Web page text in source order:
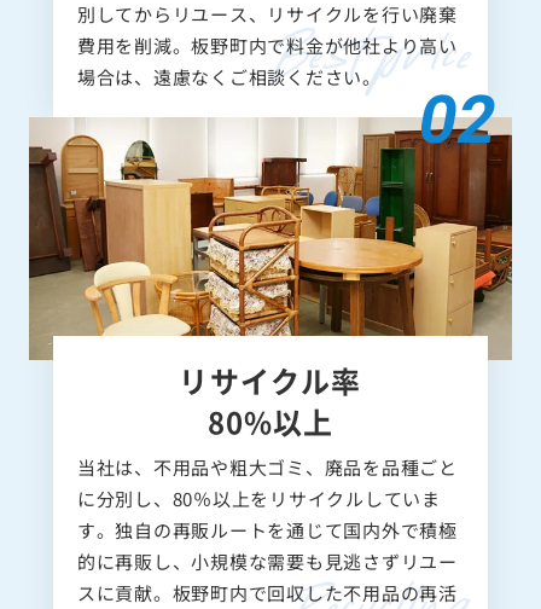
別してからリユース、リサイクルを行い廃棄
費用を削減。板野町内で料金が他社より高い
場合は、遠慮なくご相談ください。
リサイクル率
80%以上
当社は、不用品や粗大ゴミ、廃品を品種ごと
に分別し、80％以上をリサイクルしていま
す。独自の再販ルートを通じて国内外で積極
的に再販し、小規模な需要も見逃さずリユー
スに貢献。板野町内で回収した不用品の再活